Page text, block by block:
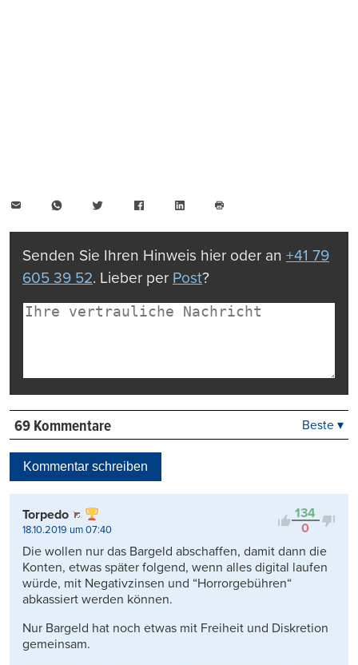
WhatsAppTwitter FacebookLinkedIn
drucken
Senden Sie Ihren Hinweis hier oder an +41 79
605 39 52. Lieber per Post?
69 Kommentare
Kontrovers
Beste ▾
Kommentar schreiben
134
0
Torpedo
18.10.2019 um 07:40
Die wollen nur das Bargeld abschaffen, damit dann die
Konten, etwas später folgend, wenn alles digital laufen
würde, mit Negativzinsen und “Horrorgebühren“
abkassiert werden können.
Nur Bargeld hat noch etwas mit Freiheit und Diskretion
gemeinsam.